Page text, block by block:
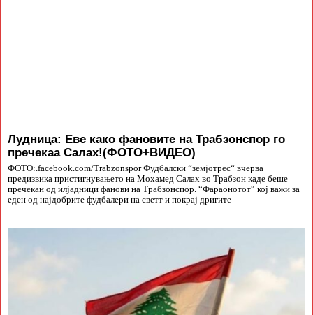
Лудница: Еве како фановите на Трабзонспор го
пречекаа Салах!(ФОТО+ВИДЕО)
ФОТО:.facebook.com/Trabzonspor Фудбалски “земјотрес“ вчерва
предизвика пристигнувањето на Мохамед Салах во Трабзон каде беше
пречекан од илјадници фанови на Трабзонспор. “Фараонотот“ кој важи за
еден од најдобрите фудбалери на светт и покрај дригите